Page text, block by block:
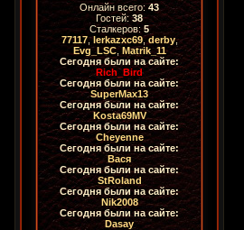
Онлайн всего:43
Гостей:38
Сталкеров: 5
77117,lerkazxc69,derby,
Evg_LSC,Matrik_11
Сегодня были на сайте:
Rich_Bird
Сегодня были на сайте:
SuperMax13
Сегодня были на сайте:
Kosta69MV
Сегодня были на сайте:
Cheyenne
Сегодня были на сайте:
Вася
Сегодня были на сайте:
StRoland
Сегодня были на сайте:
Nik2008
Сегодня были на сайте:
Dasay